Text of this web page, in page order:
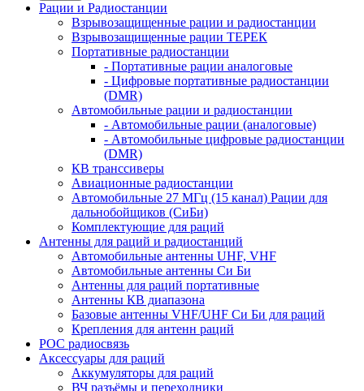
Рации и Радиостанции
Взрывозащищенные рации и радиостанции
Взрывозащищенные рации ТЕРЕК
Портативные радиостанции
- Портативные рации аналоговые
- Цифровые портативные радиостанции
(DMR)
Автомобильные рации и радиостанции
- Автомобильные рации (аналоговые)
- Автомобильные цифровые радиостанции
(DMR)
КВ транссиверы
Авиационные радиостанции
Автомобильные 27 МГц (15 канал) Рации для
дальнобойщиков (СиБи)
Комплектующие для раций
Антенны для раций и радиостанций
Автомобильные антенны UHF, VHF
Автомобильные антенны Си Би
Антенны для раций портативные
Антенны КВ диапазона
Базовые антенны VHF/UHF Си Би для раций
Крепления для антенн раций
POC радиосвязь
Аксессуары для раций
Аккумуляторы для раций
ВЧ разъёмы и переходники